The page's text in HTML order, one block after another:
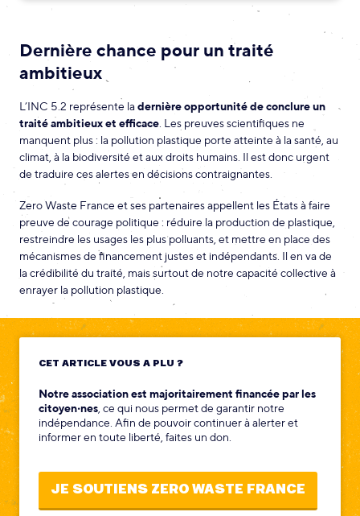
Dernière chance pour un traité
ambitieux
L’INC 5.2 représente ladernière opportunité de conclure un
traité ambitieux et efficace. Les preuves scientifiques ne
manquent plus : la pollution plastique porte atteinte à la santé, au
climat, à la biodiversité et aux droits humains. Il est donc urgent
de traduire ces alertes en décisions contraignantes.
Zero Waste France et ses partenaires appellent les États à faire
preuve de courage politique : réduire la production de plastique,
restreindre les usages les plus polluants, et mettre en place des
mécanismes de financement justes et indépendants. Il en va de
la crédibilité du traité, mais surtout de notre capacité collective à
enrayer la pollution plastique.
CET ARTICLE VOUS A PLU ?
Notre association est majoritairement financée par les
citoyen‧nes , ce qui nous permet de garantir notre
indépendance. Afin de pouvoir continuer à alerter et
informer en toute liberté, faites un don.
JE SOUTIENS ZERO WASTE FRANCE